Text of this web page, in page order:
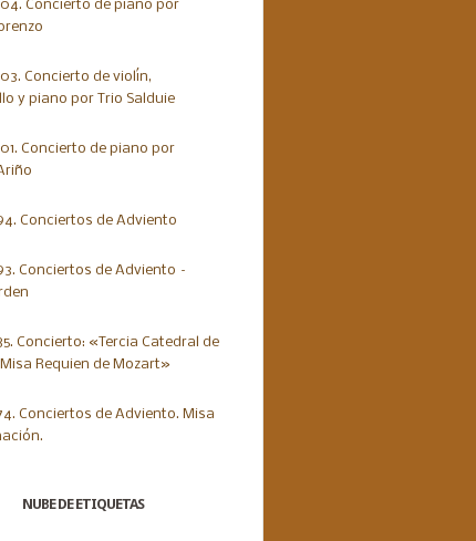
NUBE DE ETIQUETAS